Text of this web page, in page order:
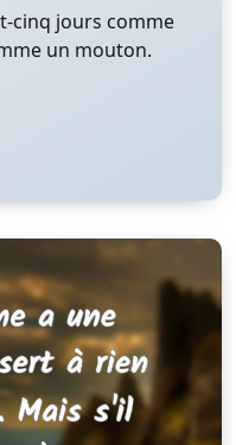
cinq jours comme
un mouton.